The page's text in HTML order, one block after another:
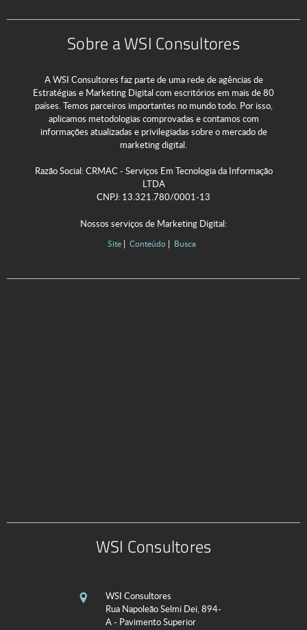
Sobre a WSI Consultores
A WSI Consultores faz parte de uma rede de agências de
Estratégias e Marketing Digital com escritórios em mais de 80
países. Temos parceiros importantes no mundo todo. Por isso,
aplicamos metodologias comprovadas e contamos com
informações atualizadas e privilegiadas sobre o mercado de
marketing digital.
Razão Social: CRMAC - Serviços Em Tecnologia da Informação
LTDA
CNPJ: 13.321.780/0001-13
Nossos serviços de Marketing Digital:
Site Conteúdo Busca
WSI Consultores
WSI Consultores
Rua Napoleão Selmi Dei, 894-
A - Pavimento Superior